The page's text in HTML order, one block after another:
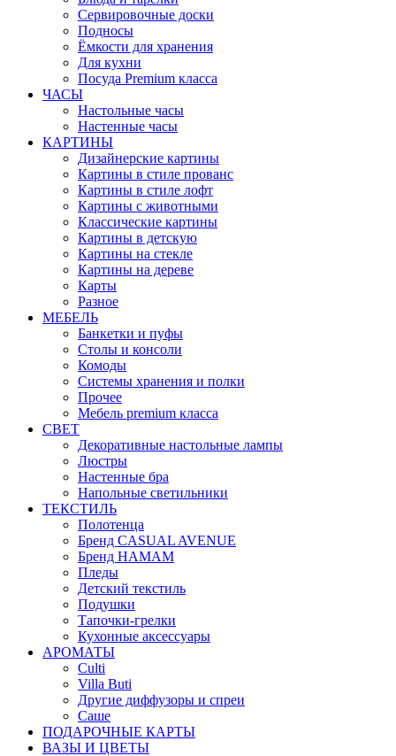
Сервировочные доски
Подносы
Ёмкости для хранения
Для кухни
Посуда Premium класса
ЧАСЫ
Настольные часы
Настенные часы
КАРТИНЫ
Дизайнерские картины
Картины в стиле прованс
Картины в стиле лофт
Картины с животными
Классические картины
Картины в детскую
Картины на стекле
Картины на дереве
Карты
Разное
МЕБЕЛЬ
Банкетки и пуфы
Столы и консоли
Комоды
Системы хранения и полки
Прочее
Мебель premium класса
СВЕТ
Декоративные настольные лампы
Люстры
Настенные бра
Напольные светильники
ТЕКСТИЛЬ
Полотенца
Бренд CASUAL AVENUE
Бренд HAMAM
Пледы
Детский текстиль
Подушки
Тапочки-грелки
Кухонные аксессуары
АРОМАТЫ
Culti
Villa Buti
Другие диффузоры и спреи
Саше
ПОДАРОЧНЫЕ КАРТЫ
ВАЗЫ И ЦВЕТЫ